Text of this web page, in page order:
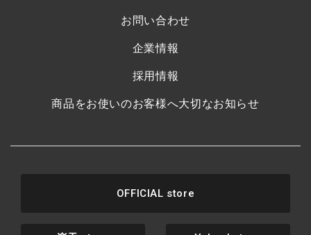
お問い合わせ
企業情報
採用情報
商品をお使いのお客様へ大切なお知らせ
OFFICIAL store